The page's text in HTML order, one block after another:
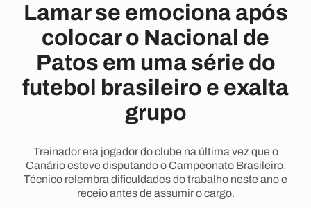
Lamar se emociona após
colocar o Nacional de
Patos em uma série do
futebol brasileiro e exalta
grupo
Treinador era jogador do clube na última vez que o
Canário esteve disputando o Campeonato Brasileiro.
Técnico relembra dificuldades do trabalho neste ano e
receio antes de assumir o cargo.